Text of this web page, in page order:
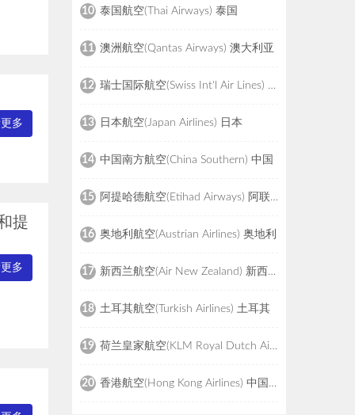
多
提
多
10 泰国航空(Thai Airways) 泰国
11 澳洲航空(Qantas Airways) 澳大利亚
12 瑞士国际航空(Swiss Int'l Air Lines) 瑞士
13 日本航空(Japan Airlines) 日本
14 中国南方航空(China Southern) 中国
15 阿提哈德航空(Etihad Airways) 阿联酋
16 奥地利航空(Austrian Airlines) 奥地利
17 新西兰航空(Air New Zealand) 新西兰
18 土耳其航空(Turkish Airlines) 土耳其
19 荷兰皇家航空(KLM Royal Dutch Airlines) 荷兰
20 香港航空(Hong Kong Airlines) 中国香港